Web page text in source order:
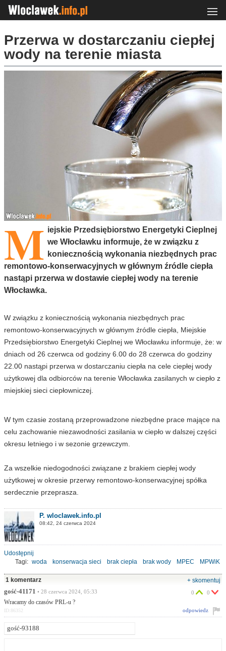
Przerwa w dostarczaniu ciepłej
wody na terenie miasta
M iejskie Przedsiębiorstwo Energetyki Cieplnej
we Włocławku informuje, że w związku z
koniecznością wykonania niezbędnych prac
remontowo-konserwacyjnych w głównym źródle ciepła
nastąpi przerwa w dostawie ciepłej wody na terenie
Włocławka.
W związku z koniecznością wykonania niezbędnych prac
remontowo-konserwacyjnych w głównym źródle ciepła, Miejskie
Przedsiębiorstwo Energetyki Cieplnej we Włocławku informuje, że: w
dniach od 26 czerwca od godziny 6.00 do 28 czerwca do godziny
22.00 nastąpi przerwa w dostarczaniu ciepła na cele ciepłej wody
użytkowej dla odbiorców na terenie Włocławka zasilanych w ciepło z
miejskiej sieci ciepłowniczej.
W tym czasie zostaną przeprowadzone niezbędne prace mające na
celu zachowanie niezawodności zasilania w ciepło w dalszej części
okresu letniego i w sezonie grzewczym.
Za wszelkie niedogodności związane z brakiem ciepłej wody
użytkowej w okresie przerwy remontowo-konserwacyjnej spółka
serdecznie przeprasza.
P. wloclawek.info.pl
08:42, 24 czerwca 2024
Udostępnij
Tagi: woda konserwacja sieci brak ciepła brak wody MPEC MPWiK
1 komentarz
+ skomentuj
gość-41171 • 28 czerwca 2024, 05:33
Wracamy do czasów PRL-u ?
0 0
odpowiedz
ID:86352